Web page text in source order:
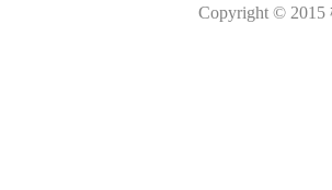
Copyright ©